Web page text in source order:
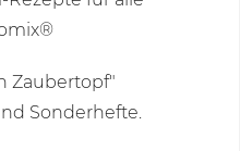
Zaubertopf"
Sonderhefte.